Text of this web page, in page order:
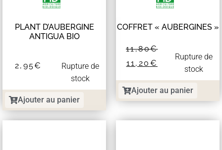
PLANT D’AUBERGINE
ANTIGUA BIO
2,95€
Rupture de
stock
Ajouter au panier
COFFRET « AUBERGINES »
11,80€
11,20 €
Rupture de
stock
Ajouter au panier